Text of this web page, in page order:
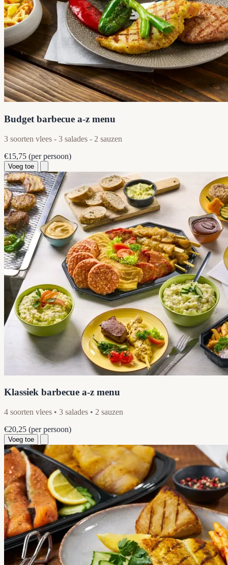
Budget barbecue a-z menu
3 soorten vlees - 3 salades - 2 sauzen
€15,75 (per persoon)
Voeg toe
Klassiek barbecue a-z menu
4 soorten vlees • 3 salades • 2 sauzen
€20,25 (per persoon)
Voeg toe